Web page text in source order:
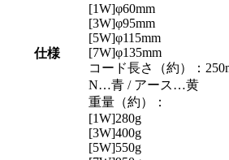
仕様
[1W]φ60mm
[3W]φ95mm
[5W]φ115mm
[7W]φ135mm
コード長さ（約）：
N…青 / アース…黄
重量（約）：
[1W]280g
[3W]400g
[5W]550g